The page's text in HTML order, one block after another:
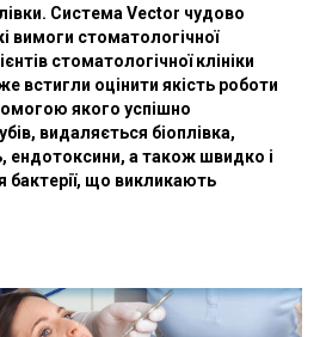
Система Vector чудово
вимоги стоматологічної
стоматологічної клініки
встигли оцінити якість роботи
якого успішно
видаляється біоплівка,
ендотоксини, а також швидко і
бактерії, що викликають